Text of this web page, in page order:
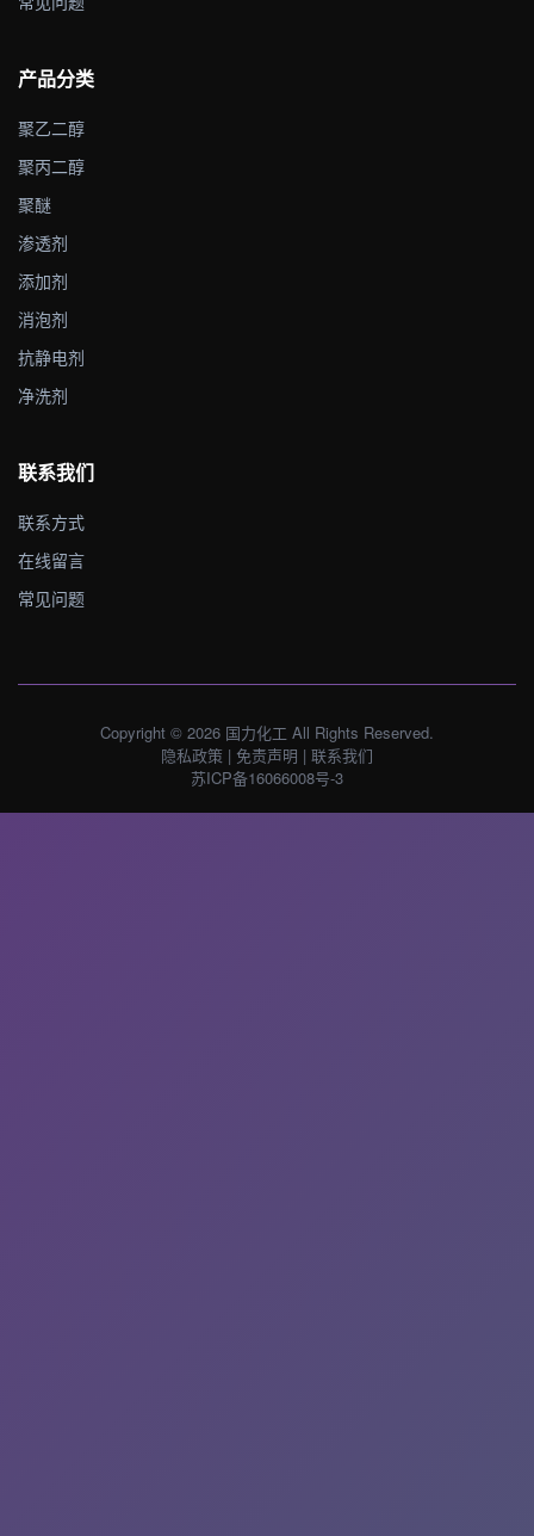
产品分类
聚乙二醇
聚丙二醇
聚醚
渗透剂
添加剂
消泡剂
抗静电剂
净洗剂
联系我们
联系方式
在线留言
常见问题
Copyright © 2026 国力化工 All Rights Reserved.
隐私政策 | 免责声明 | 联系我们
苏ICP备16066008号-3